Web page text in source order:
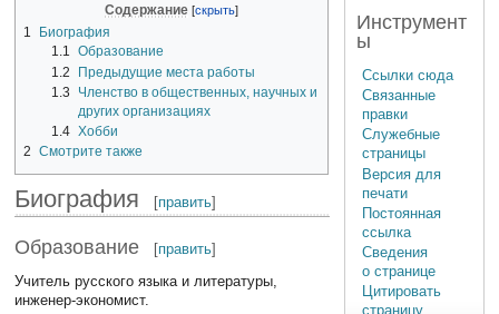
Содержание
1
Биография
1.1 Образование
1.2
Предыдущие места работы
1.3
Членство в общественных, научных и
других организациях
1.4 Хобби
2
Смотрите также
Биография [править]
Образование [править]
Учитель русского языка и литературы,
инженер-экономист.
Инструмент
ы
Ссылки сюда
Связанные
правки
Служебные
страницы
Версия для
печати
Постоянная
ссылка
Сведения
о странице
Цитировать
страницу